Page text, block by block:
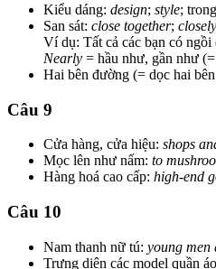
Kiểu dáng: design; style;
San sát: close together;
Ví dụ: Tất cả các bạn có
Nearly = hầu như, gần như (=
Hai bên đường (= dọc hai
Câu 9
Cửa hàng, cửa hiệu: shops
Mọc lên như nấm: to
Hàng hoá cao cấp: high-end
Câu 10
Nam thanh nữ tú: young men
Trưng diện các model quần